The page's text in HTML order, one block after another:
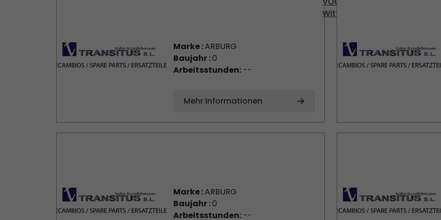
Wittmann
Marke :ARBURG
Baujahr :0
Arbeitsstunden:--
Mehr Informationen
Marke :ARBURG
Baujahr :0
Arbeitsstunden:--